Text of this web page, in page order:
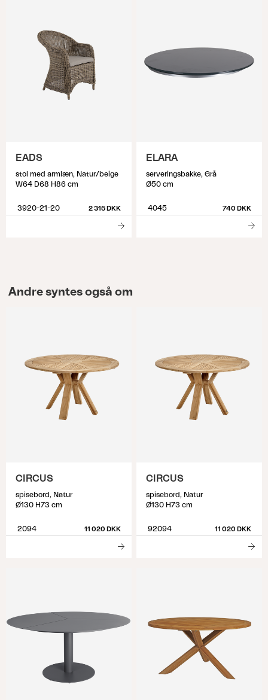
EADS
stol med armlæn, Natur/beige
W64 D68 H86 cm
3920-21-20 2 315 DKK
ELARA
serveringsbakke, Grå
Ø50 cm
4045 740 DKK
Andre syntes også om
CIRCUS
spisebord, Natur
Ø130 H73 cm
2094 11 020 DKK
CIRCUS
spisebord, Natur
Ø130 H73 cm
92094 11 020 DKK